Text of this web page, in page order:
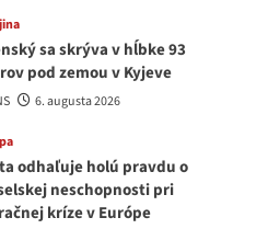
sa skrýva v hĺbke 93
pod zemou v Kyjeve
6. augusta 2026
odhaľuje holú pravdu o
neschopnosti pri
kríze v Európe